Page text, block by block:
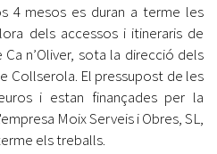
4 mesos es duran a terme les
dels accessos i itineraris de
n’Oliver, sota la direcció dels
Collserola. El pressupost de les
i estan finançades per la
Moix Serveis i Obres, SL,
els treballs.